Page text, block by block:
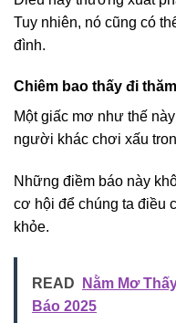
Tuy nhiên, nó cũng có
đình.
Chiêm bao thấy đi
Một giấc mơ như thế
người khác chơi xấu
Những điềm báo này
cơ hội để chúng ta điều
khỏe.
READ
Nằm Mơ
Báo 2025